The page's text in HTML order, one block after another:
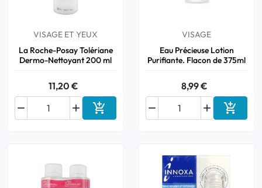
VISAGE ET YEUX
La Roche-Posay Tolériane
Dermo-Nettoyant 200 ml
11,20 €

 Ajouter au panier
VISAGE
Eau Précieuse Lotion
Purifiante. Flacon de 375ml
8,99 €

 